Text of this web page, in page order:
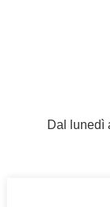
Dal lunedì